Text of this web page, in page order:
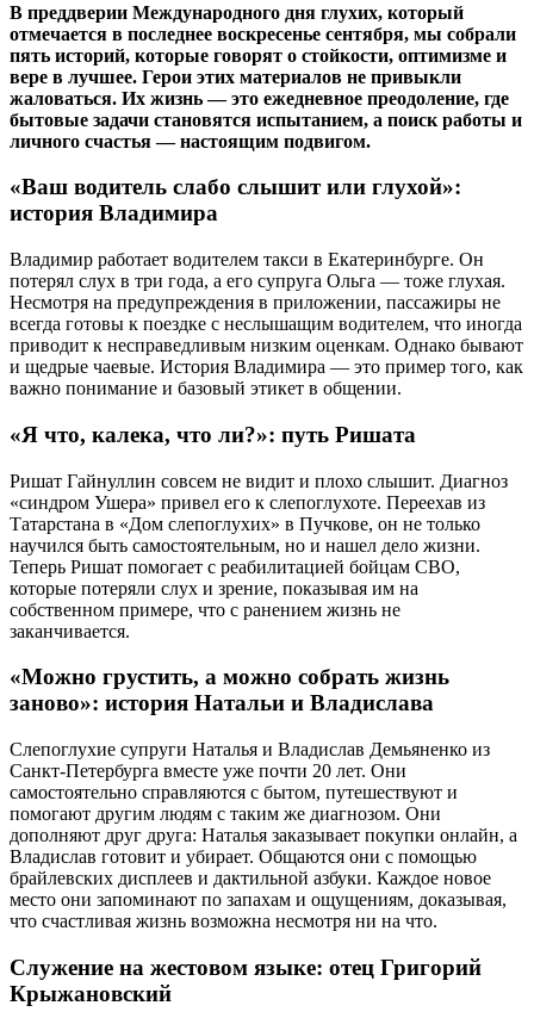
В преддверии Международного дня глухих, который
отмечается в последнее воскресенье сентября, мы собрали
пять историй, которые говорят о стойкости, оптимизме и
вере в лучшее. Герои этих материалов не привыкли
жаловаться. Их жизнь — это ежедневное преодоление, где
бытовые задачи становятся испытанием, а поиск работы и
личного счастья — настоящим подвигом.
«Ваш водитель слабо слышит или глухой»:
история Владимира
Владимир работает водителем такси в Екатеринбурге. Он
потерял слух в три года, а его супруга Ольга — тоже глухая.
Несмотря на предупреждения в приложении, пассажиры не
всегда готовы к поездке с неслышащим водителем, что иногда
приводит к несправедливым низким оценкам. Однако бывают
и щедрые чаевые. История Владимира — это пример того, как
важно понимание и базовый этикет в общении.
«Я что, калека, что ли?»: путь Ришата
Ришат Гайнуллин совсем не видит и плохо слышит. Диагноз
«синдром Ушера» привел его к слепоглухоте. Переехав из
Татарстана в «Дом слепоглухих» в Пучкове, он не только
научился быть самостоятельным, но и нашел дело жизни.
Теперь Ришат помогает с реабилитацией бойцам СВО,
которые потеряли слух и зрение, показывая им на
собственном примере, что с ранением жизнь не
заканчивается.
«Можно грустить, а можно собрать жизнь
заново»: история Натальи и Владислава
Слепоглухие супруги Наталья и Владислав Демьяненко из
Санкт-Петербурга вместе уже почти 20 лет. Они
самостоятельно справляются с бытом, путешествуют и
помогают другим людям с таким же диагнозом. Они
дополняют друг друга: Наталья заказывает покупки онлайн, а
Владислав готовит и убирает. Общаются они с помощью
брайлевских дисплеев и дактильной азбуки. Каждое новое
место они запоминают по запахам и ощущениям, доказывая,
что счастливая жизнь возможна несмотря ни на что.
Служение на жестовом языке: отец Григорий
Крыжановский